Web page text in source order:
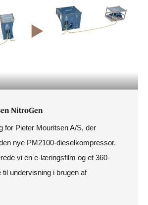
NitroGen
for Pieter Mouritsen A/S, der
nye PM2100-dieselkompressor.
vi en e-læringsfilm og et 360-
undervisning i brugen af